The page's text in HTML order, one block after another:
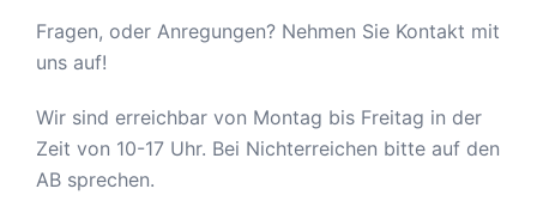
Fragen, oder Anregungen? Nehmen Sie Kontakt mit
uns auf!
Wir sind erreichbar von Montag bis Freitag in der
Zeit von 10-17 Uhr. Bei Nichterreichen bitte auf den
AB sprechen.